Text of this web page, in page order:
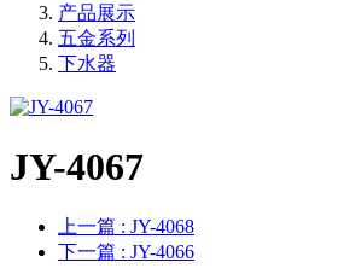
产品展示
五金系列
下水器
JY-4067
上一篇 : JY-4068
下一篇 : JY-4066